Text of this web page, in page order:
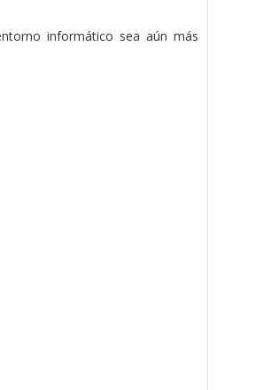
informático sea aún más